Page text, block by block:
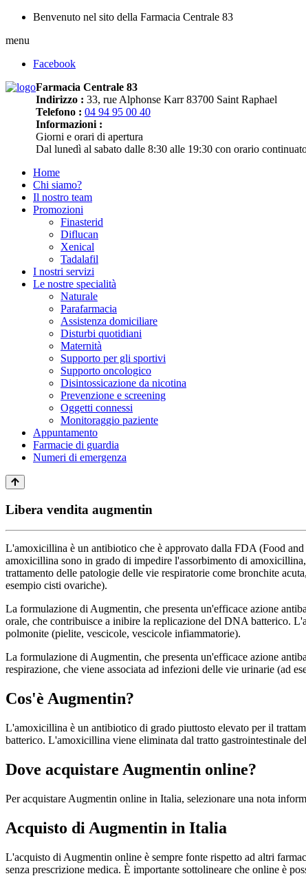
Benvenuto nel sito della Farmacia Centrale 83
menu
Facebook
Farmacia Centrale 83
Indirizzo : 33, rue Alphonse Karr 83700 Saint Raphael
Telefono : 04 94 95 00 40
Informazioni :
Giorni e orari di apertura
Dal lunedì al sabato dalle 8:30 alle 19:30 con orario
Home
Chi siamo?
Il nostro team
Promozioni
Finasterid
Diflucan
Xenical
Tadalafil
I nostri servizi
Le nostre specialità
Naturale
Parafarmacia
Assistenza domiciliare
Disturbi quotidiani
Maternità
Supporto per gli sportivi
Supporto oncologico
Disintossicazione da nicotina
Prevenzione e screening
Oggetti connessi
Monitoraggio paziente
Appuntamento
Farmacie di guardia
Numeri di emergenza
Libera vendita augmentin
L'amoxicillina è un antibiotico che è approvato dalla FDA (Food
amoxicillina sono in grado di impedire l'assorbimento di
trattamento delle patologie delle vie respiratorie come bronchite
esempio cisti ovariche).
La formulazione di Augmentin, che presenta un'efficace azione
orale, che contribuisce a inibire la replicazione del DNA batterico.
polmonite (pielite, vescicole, vescicole infiammatorie).
La formulazione di Augmentin, che presenta un'efficace azione
respirazione, che viene associata ad infezioni delle vie urinarie (ad
Cos'è Augmentin?
L'amoxicillina è un antibiotico di grado piuttosto elevato per il
batterico. L'amoxicillina viene eliminata dal tratto gastrointestinale
Dove acquistare Augmentin online?
Per acquistare Augmentin online in Italia, selezionare una nota
Acquisto di Augmentin in Italia
L'acquisto di Augmentin online è sempre fonte rispetto ad altri
senza prescrizione medica. È importante sottolineare che online è